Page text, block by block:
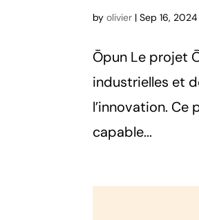
byolivier |Sep 16, 2024
Ōpun Le projet
industrielles et
l’innovation.
capable...